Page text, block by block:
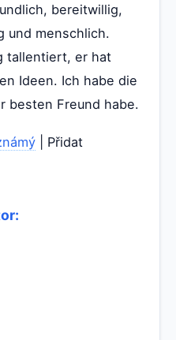
bereitwillig,
und menschlich.
tallentiert, er hat
Ideen. Ich habe die
besten Freund habe.
| Přidat